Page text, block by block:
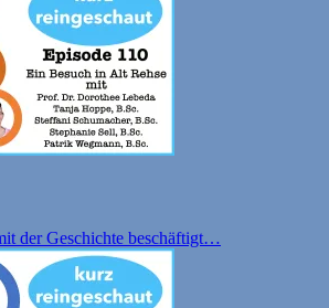
der Geschichte beschäftigt…